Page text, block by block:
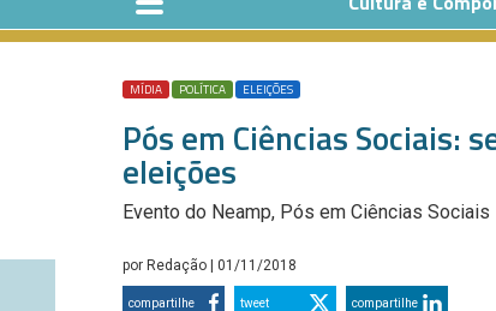
MÍDIA POLÍTICA ELEIÇÕES
Pós em Ciências Sociais:
eleições
Evento do Neamp, Pós em Ciências Sociais
por Redação | 01/11/2018
compartilhe tweet compartilhe